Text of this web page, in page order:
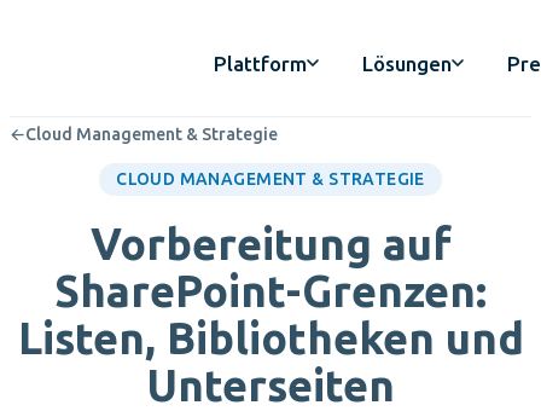
Plattform Lösungen
←Cloud Management & Strategie
CLOUD MANAGEMENT & STRATEGIE
Vorbereitung auf
SharePoint-Grenzen:
Listen, Bibliotheken und
Unterseiten